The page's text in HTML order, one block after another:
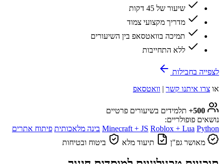
שיעור של 45 דקות
מדריך מקצועי צמוד
תמיכה בוואטסאפ בין השיעורים
ללא התחייבות
לצפייה בחבילות
או צרו איתנו קשר | וואטסאפ
500+
תלמידים בשיעורים פרטיים
נושאים פופולריים:
Minecraft + JS Roblox + Lua Python בינה מלאכותית פיתוח אתרים
מאושר גפ"ן
תיעוד מלא ביטוח ובטיחות